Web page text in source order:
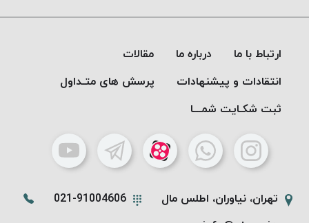
ارتباط با ما درباره ما
مقالات
انتقادات و پیشنهادات
پرسش های متـداول
ثبت شکـایت شمـــا
تهران، نیاوران، اطلس مال
021-91004606